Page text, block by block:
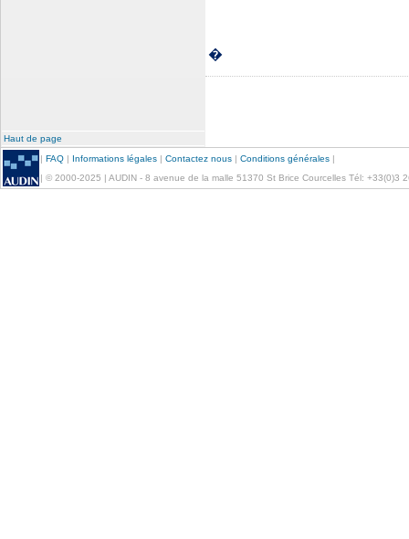
�
Haut de page
| FAQ | Informations légales | Contactez nous | Conditions générales |
| © 2000-2025 | AUDIN - 8 avenue de la malle 51370 St Brice Courcelles Tél: